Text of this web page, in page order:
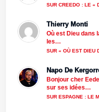
SUR CREEDO : LE «
Thierry Monti
Où est Dieu dans
les…
SUR « OÙ EST DIEU
Napo De
Bonjour cher
sur ses idées…
SUR ESPAGNE : LE